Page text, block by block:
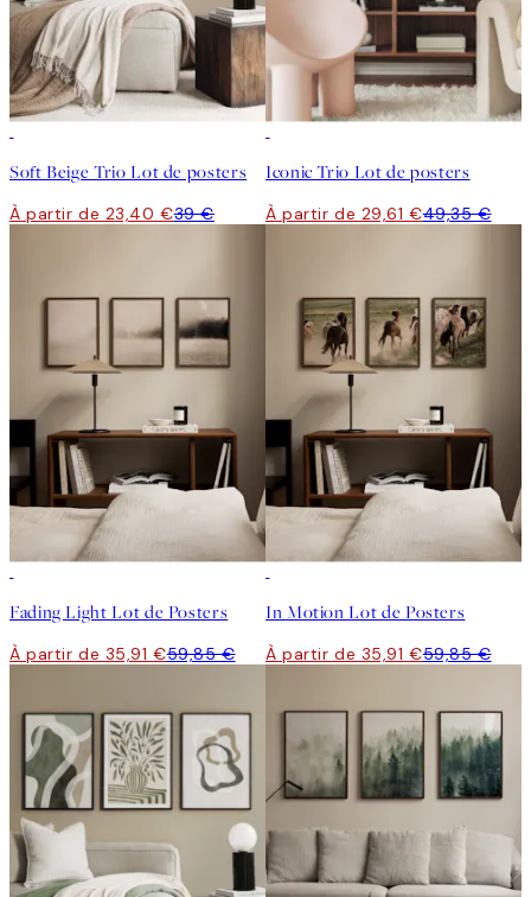
Soft Beige Trio Lot de posters
À partir de 23,40 €39 €
Iconic Trio Lot de posters
À partir de 29,61 €49,35 €
Fading Light Lot de Posters
À partir de 35,91 €59,85 €
In Motion Lot de Posters
À partir de 35,91 €59,85 €